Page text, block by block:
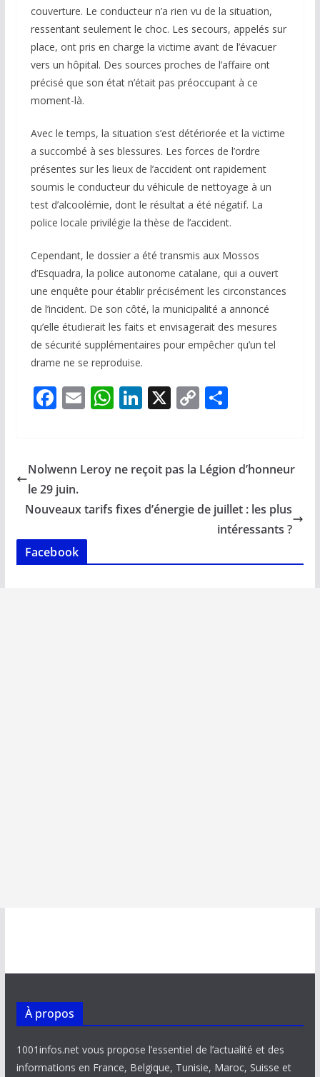
couverture. Le conducteur n’a rien vu de la situation,
ressentant seulement le choc. Les secours, appelés sur
place, ont pris en charge la victime avant de l’évacuer
vers un hôpital. Des sources proches de l’affaire ont
précisé que son état n’était pas préoccupant à ce
moment-là.
Avec le temps, la situation s’est détériorée et la victime
a succombé à ses blessures. Les forces de l’ordre
présentes sur les lieux de l’accident ont rapidement
soumis le conducteur du véhicule de nettoyage à un
test d’alcoolémie, dont le résultat a été négatif. La
police locale privilégie la thèse de l’accident.
Cependant, le dossier a été transmis aux Mossos
d’Esquadra, la police autonome catalane, qui a ouvert
une enquête pour établir précisément les circonstances
de l’incident. De son côté, la municipalité a annoncé
qu’elle étudierait les faits et envisagerait des mesures
de sécurité supplémentaires pour empêcher qu’un tel
drame ne se reproduise.
F
b
o
o
k
E
l
W
s
p
Li
e
n
X C
y
n
P
g
Nolwenn Leroy ne reçoit pas la Légion d’honneur
le 29 juin.
Nouveaux tarifs fixes d’énergie de juillet : les plus
intéressants ?
Facebook
À propos
1001infos.net vous propose l’essentiel de l’actualité et des
informations en France, Belgique, Tunisie, Maroc, Suisse et